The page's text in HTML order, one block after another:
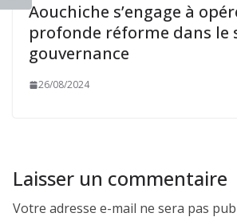
Aouchiche s’engage à
profonde réforme dans le
gouvernance
26/08/2024
Laisser un commentaire
Votre adresse e-mail ne sera pas